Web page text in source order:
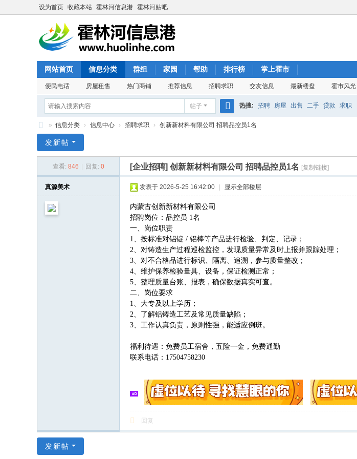
设为首页 收藏本站 霍林河信息港 霍林河贴吧
网站首页 信息分类 群组 家园 帮助 排行榜 掌上霍市
便民电话 房屋租售 热门商铺 推荐信息 招聘求职 交友信息 最新楼盘 霍市风光
帖子
搜
热搜: 招聘 房屋 出售 二手 贷款 求职
林
» 信息分类 › 信息中心 › 招聘求职 › 创新新材料有限公司 招聘品控员1名
发新帖
查看: 846 回复: 0 [企业招聘] 创新新材料有限公司 招聘品控员1名 [复制链接]
真源美术 发表于 2026-5-25 16:42:00 显示全部楼层
内蒙古创新新材料有限公司
招聘岗位：品控员 1名
一、 岗位职责
1、按标准对铝锭 / 铝棒等产品进行检验、判定、记录；
2、对铸造生产过程巡检监控，发现质量异常及时上报并跟踪处理；
3、对不合格品进行标识、隔离、追溯，参与质量整改；
4、维护保养检验量具、设备，保证检测正常；
5、整理质量台账、报表，确保数据真实可查。
二、岗位要求
1、大专及以上学历；
2、了解铝铸造工艺及常见质量缺陷；
3、工作认真负责，原则性强，能适应倒班。
福利待遇：免费员工宿舍，五险一金，免费通勤
联系电话：17504758230
回复
发新帖